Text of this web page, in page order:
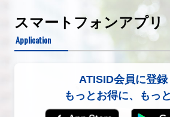
スマートフォンアプリ
Application
ATISID会員に登録
もっとお得に、もっ